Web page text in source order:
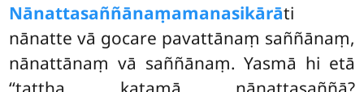
Nānattasaññānaṃamanasikārāti
nānatte vā gocare pavattānaṃ saññānaṃ,
nānattānaṃ vā saññānaṃ. Yasmā hi etā